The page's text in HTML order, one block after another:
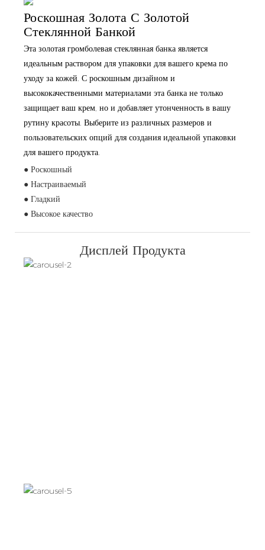
Роскошная Золота С Золотой
Стеклянной Банкой
Эта золотая громболевая стеклянная банка является
идеальным раствором для упаковки для вашего крема по
уходу за кожей. С роскошным дизайном и
высококачественными материалами эта банка не только
защищает ваш крем, но и добавляет утонченность в вашу
рутину красоты. Выберите из различных размеров и
пользовательских опций для создания идеальной упаковки
для вашего продукта.
● Роскошный
● Настраиваемый
● Гладкий
● Высокое качество
Дисплей Продукта